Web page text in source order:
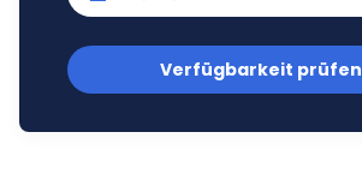
Verfügbarkeit prüfen